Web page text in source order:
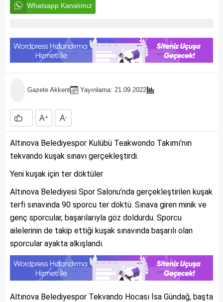
Whatsapp Kanalımız
Gazete Akkent Yayınlama: 21.09.2022
A+ A-
Altınova Belediyespor Kulübü Teakwondo Takımı’nın
tekvando kuşak sınavı gerçekleştirdi.
Yeni kuşak için ter döktüler
Altınova Belediyesi Spor Salonu’nda gerçekleştirilen kuşak
terfi sınavında 90 sporcu ter döktü. Sınava giren minik ve
genç sporcular, başarılarıyla göz doldurdu. Sporcu
ailelerinin de takip ettiği kuşak sınavında başarılı olan
sporcular ayakta alkışlandı.
Altınova Belediyespor Tekvando Hocası İsa Gündağ, başta